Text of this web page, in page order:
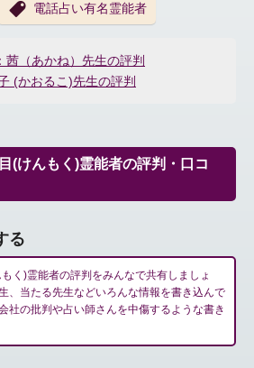
電話占い有名霊能者
茜（あかね）先生の評判
(かおるこ)先生の評判
(けんもく)霊能者の評判・口コ
る
く)霊能者の評判をみんなで共有しましょ
、当たる先生などいろんな情報を書き込んで
社の批判や占い師さんを中傷するような書き